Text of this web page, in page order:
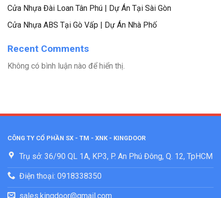
Cửa Nhựa Đài Loan Tân Phú | Dự Án Tại Sài Gòn
Cửa Nhựa ABS Tại Gò Vấp | Dự Án Nhà Phố
Recent Comments
Không có bình luận nào để hiển thị.
CÔNG TY CỔ PHẦN SX - TM - XNK - KINGDOOR
Trụ sở: 36/90 QL 1A, KP3, P. An Phú Đông, Q. 12, TpHCM
Điện thoại: 0918338350
sales.kingdoor@gmail.com